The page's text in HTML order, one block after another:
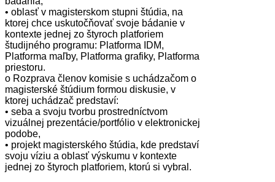
• oblasť v magisterskom stupni štúdia, na
ktorej chce uskutočňovať svoje bádanie v
kontexte jednej zo štyroch platforiem
študijného programu: Platforma IDM,
Platforma maľby, Platforma grafiky, Platforma
priestoru.
o Rozprava členov komisie s uchádzačom o
magisterské štúdium formou diskusie, v
ktorej uchádzač predstaví:
• seba a svoju tvorbu prostredníctvom
vizuálnej prezentácie/portfólio v elektronickej
podobe,
• projekt magisterského štúdia, kde predstaví
svoju víziu a oblasť výskumu v kontexte
jednej zo štyroch platforiem, ktorú si vybral.